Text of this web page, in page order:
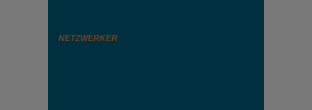
NETZWERKER